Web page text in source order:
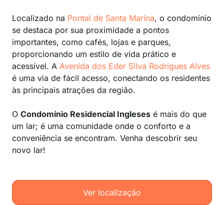
Localizado na Pontal de Santa Marina, o condomínio
se destaca por sua proximidade a pontos
importantes, como cafés, lojas e parques,
proporcionando um estilo de vida prático e
acessível. A Avenida dos Eder Silva Rodrigues Alves
é uma via de fácil acesso, conectando os residentes
às principais atrações da região.
O Condomínio Residencial Ingleses é mais do que
um lar; é uma comunidade onde o conforto e a
conveniência se encontram. Venha descobrir seu
novo lar!
Ver localização